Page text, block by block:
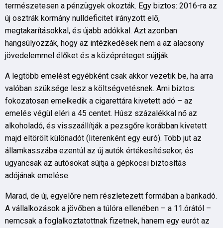
természetesen a pénzügyek okozták. Egy biztos: 2016-ra az
új osztrák kormány nulldeficitet irányzott elő,
megtakarításokkal, és újabb adókkal. Azt azonban
hangsúlyozzák, hogy az intézkedések nem a az alacsony
jövedelemmel élőket és a középréteget sújtják.
A legtöbb emelést egyébként csak akkor vezetik be, ha arra
valóban szüksége lesz a költségvetésnek. Ami biztos:
fokozatosan emelkedik a cigarettára kivetett adó – az
emelés végül eléri a 45 centet. Húsz százalékkal nő az
alkoholadó, és visszaállítják a pezsgőre korábban kivetett
majd eltörölt különadót (literenként egy euró). Több jut az
államkasszába ezentúl az új autók értékesítésekor, és
ugyancsak az autósokat sújtja a gépkocsi biztosítás
adójának emelése.
Marad, de új, egyelőre nem részletezett formában a bankadó.
A vállalkozások a jövőben a túlóra ellenében – a 11.órától –
nemcsak a foglalkoztatottnak fizetnek, hanem egy eurót az